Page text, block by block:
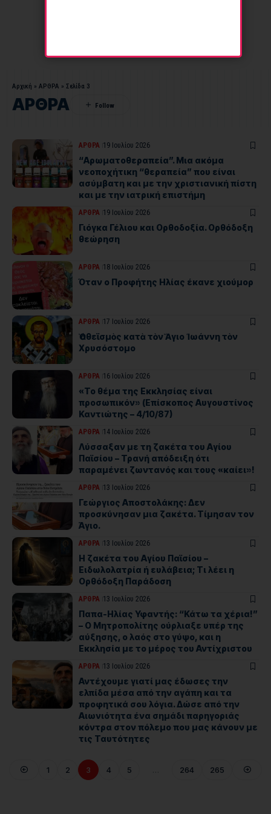
Αρχική » ΑΡΘΡΑ » Σελίδα 3
ΑΡΘΡΑ
ΑΡΘΡΑ 19 Ιουλίου 2026
“Αρωματοθεραπεία”. Μια ακόμα
νεοποχήτικη “θεραπεία” που είναι
ασύμβατη και με την χριστιανική πίστη
και με την ιατρική επιστήμη
ΑΡΘΡΑ 19 Ιουλίου 2026
Γιόγκα Γέλιου και Ορθοδοξία. Ορθόδοξη
θεώρηση
ΑΡΘΡΑ 18 Ιουλίου 2026
Όταν ο Προφήτης Ηλίας έκανε χιούμορ
ΑΡΘΡΑ 17 Ιουλίου 2026
Ὁ ἀθεϊσμὸς κατὰ τὸν Ἅγιο Ἰωάννη τὸν
Χρυσόστομο
ΑΡΘΡΑ 16 Ιουλίου 2026
«Το θέμα της Εκκλησίας είναι
προσωπικόν» (Επίσκοπος Αυγουστίνος
Καντιώτης – 4/10/87)
ΑΡΘΡΑ 14 Ιουλίου 2026
Λύσσαξαν με τη ζακέτα του Αγίου
Παϊσίου – Τρανή απόδειξη ότι
παραμένει ζωντανός και τους «καίει»!
ΑΡΘΡΑ 13 Ιουλίου 2026
Γεώργιος Αποστολάκης: Δεν
προσκύνησαν μια ζακέτα. Τίμησαν τον
Άγιο.
ΑΡΘΡΑ 13 Ιουλίου 2026
Η ζακέτα του Αγίου Παϊσίου –
Ειδωλολατρία ή ευλάβεια; Τι λέει η
Ορθόδοξη Παράδοση
ΑΡΘΡΑ 13 Ιουλίου 2026
Παπα-Ηλίας Υφαντής: “Κάτω τα χέρια!”
– Ο Μητροπολίτης ούρλιαξε υπέρ της
αύξησης, ο λαός στο γύψο, και η
Εκκλησία με το μέρος του Αντίχριστου
ΑΡΘΡΑ 13 Ιουλίου 2026
Αντέχουμε γιατί μας έδωσες την
ελπίδα μέσα από την αγάπη και τα
προφητικά σου λόγια. Δώσε από την
Αιωνιότητα ένα σημάδι παρηγοριάς
κόντρα στον πόλεμο που μας κάνουν με
τις Ταυτότητες
1 2 3 4 5 264 265